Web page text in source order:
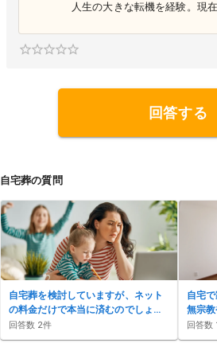
人生の大きな転機を経験。現
仕事に向き合った経験を通じ
ブログで発信中。同じような
つ進むことを信念に、挑戦を
"https://okuriokurare.blog/"
kuriokurare.blog/</a>
回答する
自宅葬の質問
自宅葬を検討していますが、ネット
の料金だけで本当に済むのでしょう
か？
回答数 2件
自宅
無宗
能です
回答数